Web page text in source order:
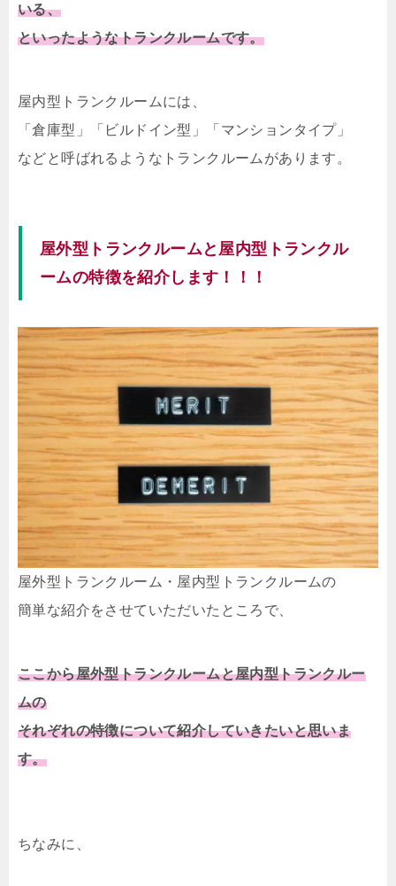
いる、
といったようなトランクルームです。
屋内型トランクルームには、
「倉庫型」「ビルドイン型」「マンションタイプ」
などと呼ばれるようなトランクルームがあります。
屋外型トランクルームと屋内型トランクル
ームの特徴を紹介します！！！
屋外型トランクルーム・屋内型トランクルームの
簡単な紹介をさせていただいたところで、
ここから屋外型トランクルームと屋内型トランクルー
ムの
それぞれの特徴について紹介していきたいと思いま
す。
ちなみに、